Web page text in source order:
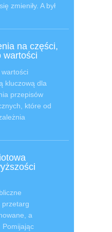
zmieniły. A był
na części,
wartości
wartości
kluczową dla
przepisów
które od
przetarg
a
Pomijając